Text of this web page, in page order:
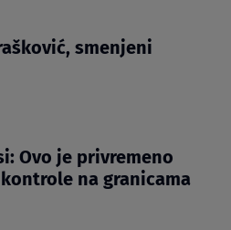
smenjeni
Ovo je privremeno
na granicama